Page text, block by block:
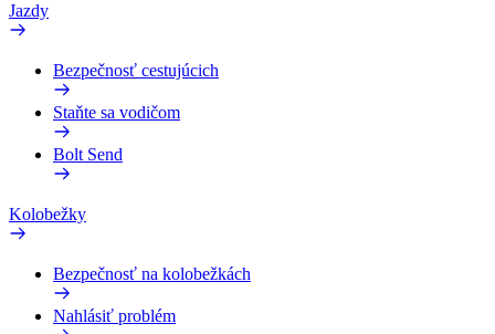
Jazdy
Bezpečnosť cestujúcich
Staňte sa vodičom
Bolt Send
Kolobežky
Bezpečnosť na kolobežkách
Nahlásiť problém